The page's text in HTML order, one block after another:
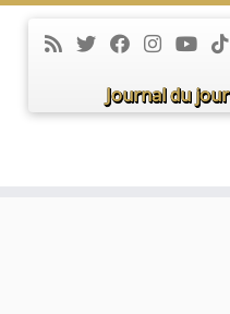
Journal du jour